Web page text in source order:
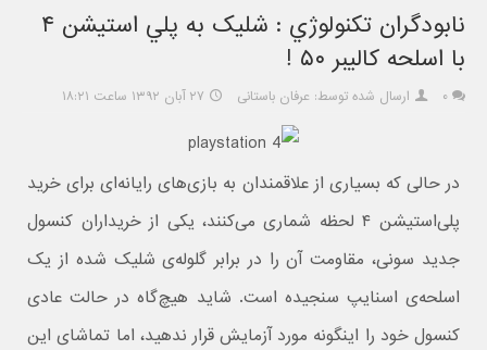
نابودگران تکنولوژي : شليک به پلي استيشن ۴
با اسلحه کاليبر ۵۰ !
۰ ارسال شده توسط: عرفان باستانی ۲۷ آبان ۱۳۹۲ ساعت ۱۸:۲۱
در حالی که بسیاری از علاقمندان به بازی‌های رایانه‌ای برای خرید
پلی‌استیشن ۴ لحظه شماری می‌کنند، یکی از خریداران کنسول
جدید سونی، مقاومت آن را در برابر گلوله‌ی شلیک شده از یک
اسلحه‌ی اسنایپ سنجیده است. شاید هیچ‌گاه در حالت عادی
کنسول خود را اینگونه مورد آزمایش قرار ندهید، اما تماشای این